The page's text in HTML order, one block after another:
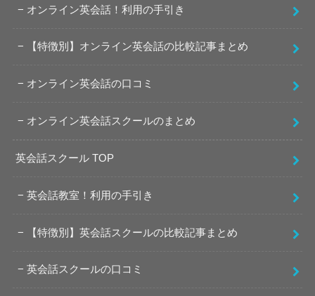
オンライン英会話！利用の手引き
【特徴別】オンライン英会話の比較記事まとめ
オンライン英会話の口コミ
オンライン英会話スクールのまとめ
英会話スクール TOP
英会話教室！利用の手引き
【特徴別】英会話スクールの比較記事まとめ
英会話スクールの口コミ